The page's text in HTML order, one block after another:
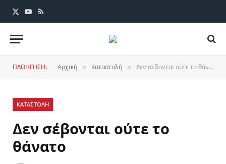
X
YouTube
RSS
ΠΛΟΗΓΗΣΗ: Αρχική » Καταστολή » Δεν σέβονται ούτε το θάνατο
ΚΑΤΑΣΤΟΛΗ
Δεν σέβονται ούτε το
θάνατο